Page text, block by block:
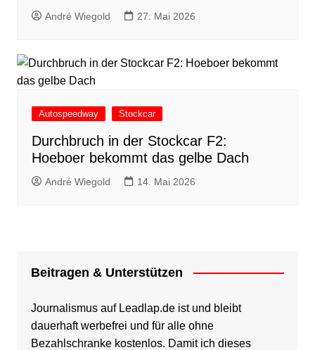
André Wiegold 27. Mai 2026
Autospeedway Stockcar
Durchbruch in der Stockcar F2:
Hoeboer bekommt das gelbe Dach
André Wiegold 14. Mai 2026
Beitragen & Unterstützen
Journalismus auf Leadlap.de ist und bleibt
dauerhaft werbefrei und für alle ohne
Bezahlschranke kostenlos. Damit ich dieses